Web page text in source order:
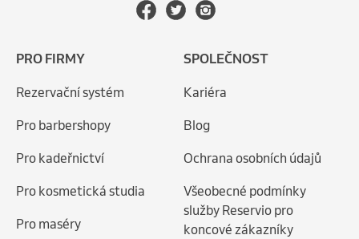
PRO FIRMY
Rezervační systém
Pro barbershopy
Pro kadeřnictví
Pro kosmetická studia
Pro maséry
SPOLEČNOST
Kariéra
Blog
Ochrana osobních údajů
Všeobecné podmínky
služby Reservio pro
koncové zákazníky